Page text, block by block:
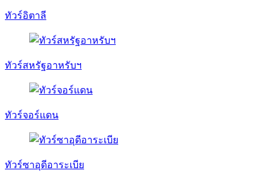
ทัวร์อิตาลี
ทัวร์สหรัฐอาหรับฯ
ทัวร์จอร์แดน
ทัวร์ซาอุดีอาระเบีย